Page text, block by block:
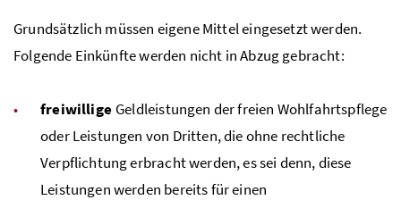
Grundsätzlich müssen eigene Mittel eingesetzt werden.
Folgende Einkünfte werden nicht in Abzug gebracht:
freiwillige Geldleistungen der freien Wohlfahrtspflege
oder Leistungen von Dritten, die ohne rechtliche
Verpflichtung erbracht werden, es sei denn, diese
Leistungen werden bereits für einen